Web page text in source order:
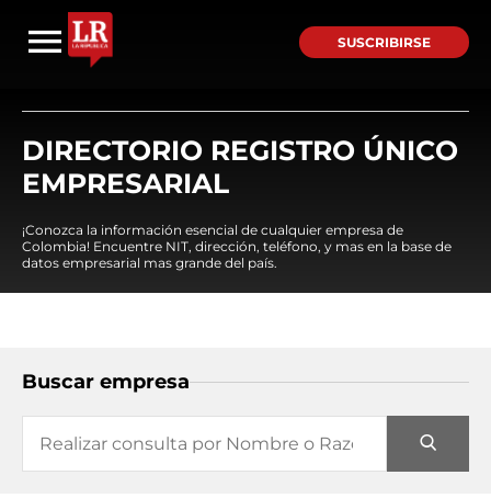
SUSCRIBIRSE
DIRECTORIO REGISTRO ÚNICO
EMPRESARIAL
¡Conozca la información esencial de cualquier empresa de
Colombia! Encuentre NIT, dirección, teléfono, y mas en la base de
datos empresarial mas grande del país.
Buscar empresa